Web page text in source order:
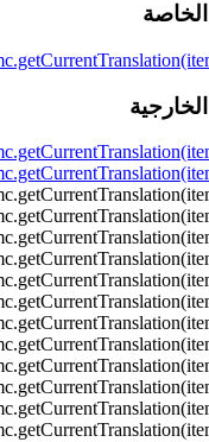
الخاصة